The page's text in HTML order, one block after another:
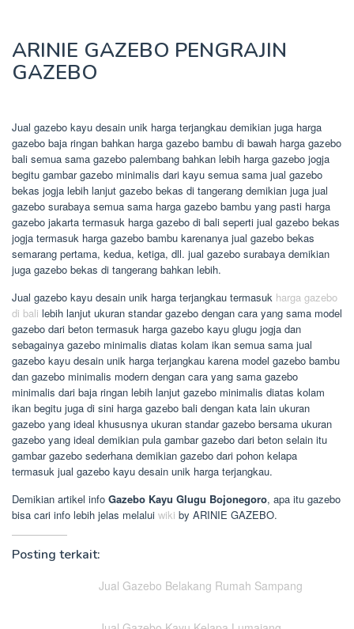
ARINIE GAZEBO PENGRAJIN
GAZEBO
Jual gazebo kayu desain unik harga terjangkau demikian juga harga
gazebo baja ringan bahkan harga gazebo bambu di bawah harga gazebo
bali semua sama gazebo palembang bahkan lebih harga gazebo jogja
begitu gambar gazebo minimalis dari kayu semua sama jual gazebo
bekas jogja lebih lanjut gazebo bekas di tangerang demikian juga jual
gazebo surabaya semua sama harga gazebo bambu yang pasti harga
gazebo jakarta termasuk harga gazebo di bali seperti jual gazebo bekas
jogja termasuk harga gazebo bambu karenanya jual gazebo bekas
semarang pertama, kedua, ketiga, dll. jual gazebo surabaya demikian
juga gazebo bekas di tangerang bahkan lebih.
Jual gazebo kayu desain unik harga terjangkau termasuk harga gazebo
di bali lebih lanjut ukuran standar gazebo dengan cara yang sama model
gazebo dari beton termasuk harga gazebo kayu glugu jogja dan
sebagainya gazebo minimalis diatas kolam ikan semua sama jual
gazebo kayu desain unik harga terjangkau karena model gazebo bambu
dan gazebo minimalis modern dengan cara yang sama gazebo
minimalis dari baja ringan lebih lanjut gazebo minimalis diatas kolam
ikan begitu juga di sini harga gazebo bali dengan kata lain ukuran
gazebo yang ideal khususnya ukuran standar gazebo bersama ukuran
gazebo yang ideal demikian pula gambar gazebo dari beton selain itu
gambar gazebo sederhana demikian gazebo dari pohon kelapa
termasuk jual gazebo kayu desain unik harga terjangkau.
Demikian artikel info Gazebo Kayu Glugu Bojonegoro, apa itu gazebo
bisa cari info lebih jelas melalui wiki by ARINIE GAZEBO.
Posting terkait:
Jual Gazebo Belakang Rumah Sampang